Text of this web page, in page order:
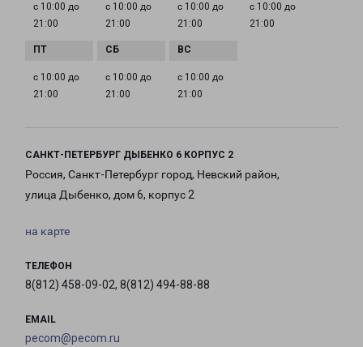
с 10:00 до
21:00
с 10:00 до
21:00
с 10:00 до
21:00
с 10:00 до
21:00
с 10:00 до
21:00
с 10:00 до
21:00
с 10:00 до
21:00
САНКТ-ПЕТЕРБУРГ ДЫБЕНКО 6 КОРПУС 2
Россия, Санкт-Петербург город, Невский район,
улица Дыбенко, дом 6, корпус 2
на карте
ТЕЛЕФОН
8(812) 458-09-02, 8(812) 494-88-88
EMAIL
pecom@pecom.ru